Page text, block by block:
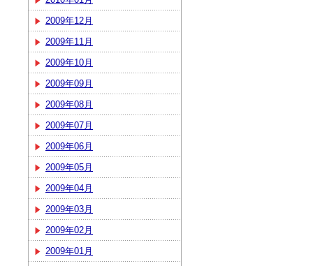
2009年12月
2009年11月
2009年10月
2009年09月
2009年08月
2009年07月
2009年06月
2009年05月
2009年04月
2009年03月
2009年02月
2009年01月